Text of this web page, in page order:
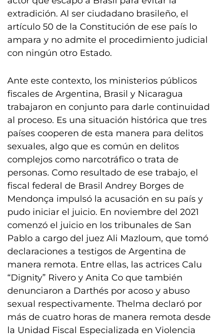
extradición. Al ser ciudadano brasileño, el
artículo 50 de la Constitución de ese país lo
ampara y no admite el procedimiento judicial
con ningún otro Estado.
Ante este contexto, los ministerios públicos
fiscales de Argentina, Brasil y Nicaragua
trabajaron en conjunto para darle continuidad
al proceso. Es una situación histórica que tres
países cooperen de esta manera para delitos
sexuales, algo que es común en delitos
complejos como narcotráfico o trata de
personas. Como resultado de ese trabajo, el
fiscal federal de Brasil Andrey Borges de
Mendonça impulsó la acusación en su país y
pudo iniciar el juicio. En noviembre del 2021
comenzó el juicio en los tribunales de San
Pablo a cargo del juez Ali Mazloum, que tomó
declaraciones a testigos de Argentina de
manera remota. Entre ellas, las actrices Calu
“Dignity” Rivero y Anita Co que también
denunciaron a Darthés por acoso y abuso
sexual respectivamente. Thelma declaró por
más de cuatro horas de manera remota desde
la Unidad Fiscal Especializada en Violencia